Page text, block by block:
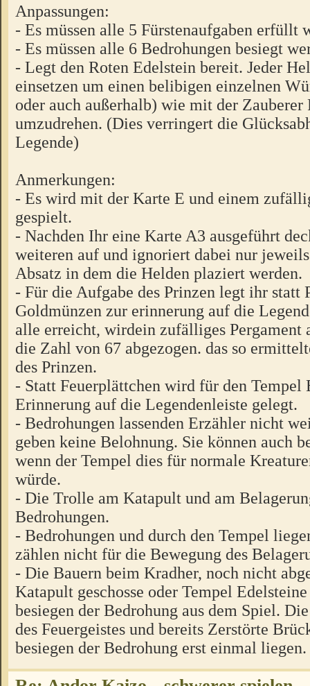
Anpassungen:
- Es müssen alle 5 Fürstenaufgaben erfüllt
- Es müssen alle 6 Bedrohungen besiegt
- Legt den Roten Edelstein bereit. Jeder
einsetzen um einen belibigen einzelnen
oder auch außerhalb) wie mit der Zauberer
umzudrehen. (Dies verringert die
Legende)
Anmerkungen:
- Es wird mit der Karte E und einem
gespielt.
- Nachden Ihr eine Karte A3 ausgeführt
weiteren auf und ignoriert dabei nur
Absatz in dem die Helden plaziert werden.
- Für die Aufgabe des Prinzen legt ihr statt
Goldmünzen zur erinnerung auf die
alle erreicht, wirdein zufälliges Pergament
die Zahl von 67 abgezogen. das so
des Prinzen.
- Statt Feuerplättchen wird für den Tempel
Erinnerung auf die Legendenleiste gelegt.
- Bedrohungen lassenden Erzähler nicht
geben keine Belohnung. Sie können auch
wenn der Tempel dies für normale
würde.
- Die Trolle am Katapult und am
Bedrohungen.
- Bedrohungen und durch den Tempel
zählen nicht für die Bewegung des
- Die Bauern beim Kradher, noch nicht
Katapult geschosse oder Tempel
besiegen der Bedrohung aus dem Spiel.
des Feuergeistes und bereits Zerstörte
besiegen der Bedrohung erst einmal liegen.